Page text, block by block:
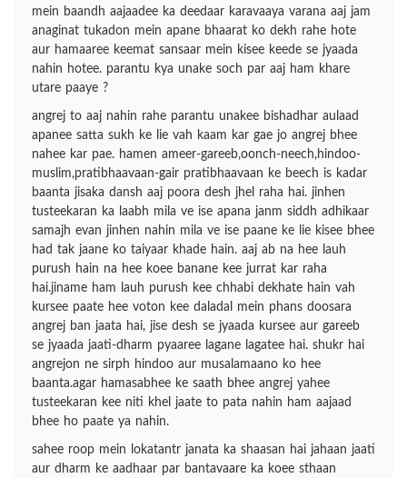
mein baandh aajaadee ka deedaar karavaaya varana aaj jam
anaginat tukadon mein apane bhaarat ko dekh rahe hote
aur hamaaree keemat sansaar mein kisee keede se jyaada
nahin hotee. parantu kya unake soch par aaj ham khare
utare paaye ?
angrej to aaj nahin rahe parantu unakee bishadhar aulaad
apanee satta sukh ke lie vah kaam kar gae jo angrej bhee
nahee kar pae. hamen ameer-gareeb,oonch-neech,hindoo-
muslim,pratibhaavaan-gair pratibhaavaan ke beech is kadar
baanta jisaka dansh aaj poora desh jhel raha hai. jinhen
tusteekaran ka laabh mila ve ise apana janm siddh adhikaar
samajh evan jinhen nahin mila ve ise paane ke lie kisee bhee
had tak jaane ko taiyaar khade hain. aaj ab na hee lauh
purush hain na hee koee banane kee jurrat kar raha
hai.jiname ham lauh purush kee chhabi dekhate hain vah
kursee paate hee voton kee daladal mein phans doosara
angrej ban jaata hai, jise desh se jyaada kursee aur gareeb
se jyaada jaati-dharm pyaaree lagane lagatee hai. shukr hai
angrejon ne sirph hindoo aur musalamaano ko hee
baanta.agar hamasabhee ke saath bhee angrej yahee
tusteekaran kee niti khel jaate to pata nahin ham aajaad
bhee ho paate ya nahin.
sahee roop mein lokatantr janata ka shaasan hai jahaan jaati
aur dharm ke aadhaar par bantavaare ka koee sthaan